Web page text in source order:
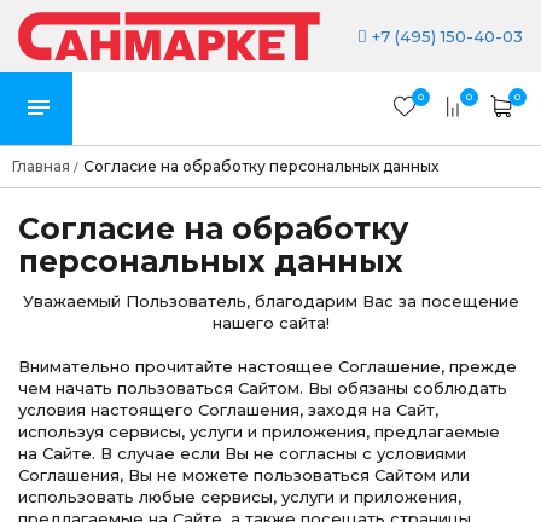
+7 (495) 150-40-03
0 0 0
Главная / Согласие на обработку персональных данных
Согласие на обработку
персональных данных
Уважаемый Пользователь, благодарим Вас за посещение
нашего сайта!
Внимательно прочитайте настоящее Соглашение, прежде
чем начать пользоваться Сайтом. Вы обязаны соблюдать
условия настоящего Соглашения, заходя на Сайт,
используя сервисы, услуги и приложения, предлагаемые
на Сайте. В случае если Вы не согласны с условиями
Соглашения, Вы не можете пользоваться Сайтом или
использовать любые сервисы, услуги и приложения,